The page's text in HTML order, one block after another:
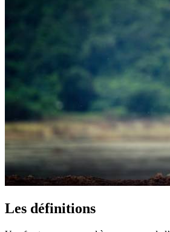
Les définitions